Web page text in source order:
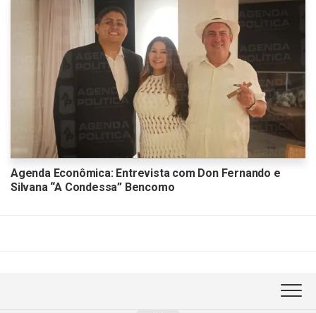
Agenda Econômica: Entrevista com Don Fernando e
Silvana “A Condessa” Bencomo